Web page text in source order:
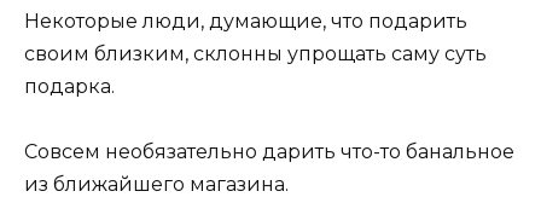
Некоторые люди, думающие, что подарить
своим близким, склонны упрощать саму суть
подарка.
Совсем необязательно дарить что-то банальное
из ближайшего магазина.